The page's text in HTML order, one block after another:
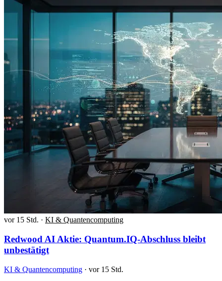
vor 15 Std. · KI & Quantencomputing
Redwood AI Aktie: Quantum.IQ-Abschluss bleibt
unbestätigt
KI & Quantencomputing · vor 15 Std.